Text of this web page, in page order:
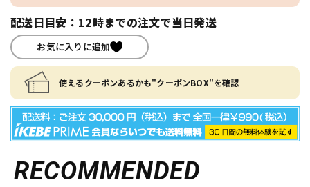
配送日目安：12時までの注文で当日発送
お気に入りに追加
使えるクーポンあるかも"クーポンBOX"を確認
RECOMMENDED